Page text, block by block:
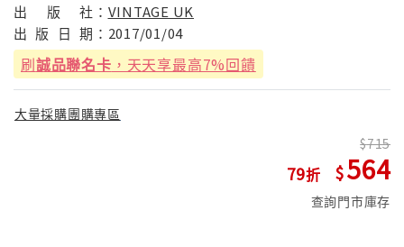
出
版 社： VINTAGE UK
出 版 日 期： 2017/01/04
刷誠品聯名卡 ，天天享最高7%回饋
大量採購團購專區
79
715
564
查詢門市庫存